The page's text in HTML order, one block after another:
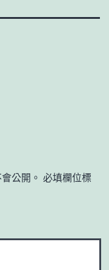
公開。 必填欄位標